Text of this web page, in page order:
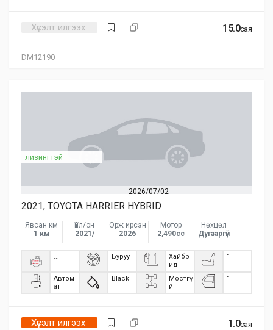
DM12190
15.0сая
Хүсэлт илгээх
2026/07/02
лизингтэй
2021, TOYOTA HARRIER HYBRID
Явсан км
1 км
Үйл/он
2021/
Орж ирсэн
2026
Мотор
2,490сс
Нөхцөл
Дугааргүй
... Буруу
Хайбр
ид
1
Автом
ат
Black
Мостгү
й
1
1.0сая
Хүсэлт илгээх